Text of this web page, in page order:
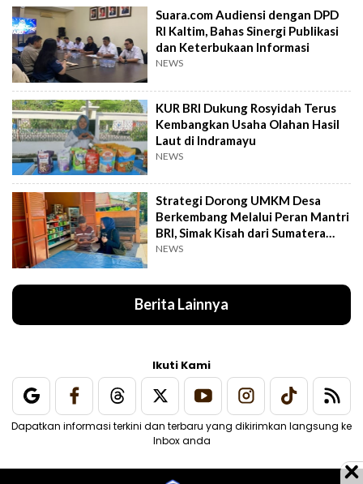
Suara.com Audiensi dengan DPD
RI Kaltim, Bahas Sinergi Publikasi
dan Keterbukaan Informasi
NEWS
KUR BRI Dukung Rosyidah Terus
Kembangkan Usaha Olahan Hasil
Laut di Indramayu
NEWS
Strategi Dorong UMKM Desa
Berkembang Melalui Peran Mantri
BRI, Simak Kisah dari Sumatera
Utara Ini
NEWS
Berita Lainnya
Ikuti Kami
Dapatkan informasi terkini dan terbaru yang dikirimkan langsung ke
Inbox anda